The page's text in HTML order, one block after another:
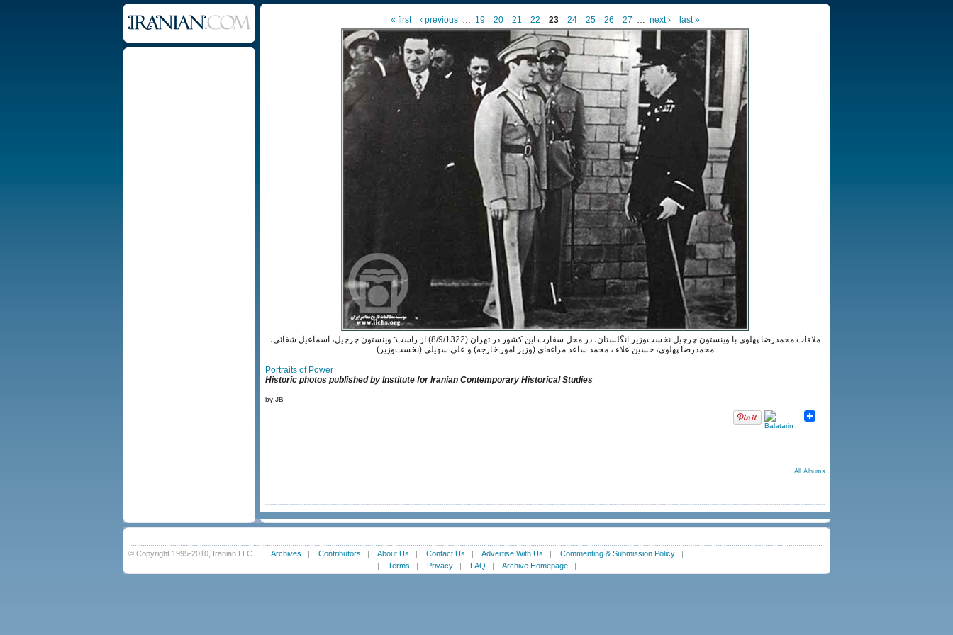
« first ‹ previous … 19 20 21 22 23 24 25 26 27 … next › last »
ملاقات محمدرضا پهلوي با وينستون چرچيل نخست‌وزير انگلستان، در محل سفارت اين كشور در تهران (8/9/1322) از راست: وينستون چرچيل، اسماعيل شفائي،
محمدرضا پهلوي، حسين علاء ، محمد ساعد مراغه‌اي (وزير امور خارجه) و علي سهيلي (نخست‌وزير)
Portraits of Power
Historic photos published by Institute for Iranian Contemporary Historical Studies
by JB
All Albums
© Copyright 1995-2010, Iranian LLC. | Archives | Contributors | About Us | Contact Us | Advertise With Us | Commenting & Submission Policy|
| Terms | Privacy| FAQ | Archive Homepage|